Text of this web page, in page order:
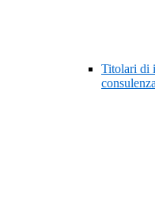
Titolari di
consulenza